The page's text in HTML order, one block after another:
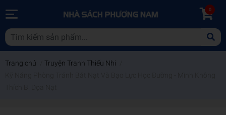
0
Trang chủ Truyện Tranh Thiếu Nhi